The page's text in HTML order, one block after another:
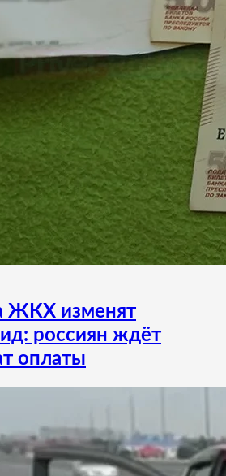
ЖКХ изменят
россиян ждёт
оплаты